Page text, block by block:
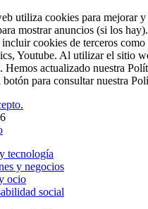
utiliza cookies para mejorar y
mostrar anuncios (si los
cookies de terceros
Youtube. Al utilizar el sitio
Hemos actualizado nuestra
para consultar nuestra
tecnología
y negocios
ocio
social